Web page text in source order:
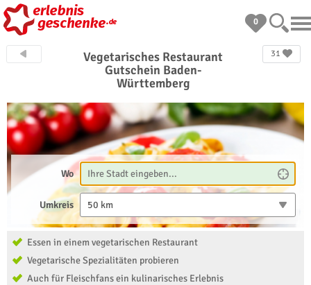
0
31
Vegetarisches Restaurant
Gutschein Baden-
Württemberg
Wo
Umkreis 50 km
Essen in einem vegetarischen Restaurant
Vegetarische Spezialitäten probieren
Auch für Fleischfans ein kulinarisches Erlebnis